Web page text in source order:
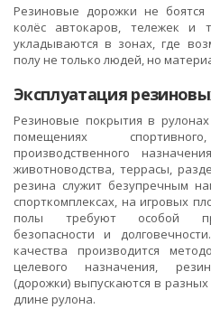
Резиновые дорожки не боятся
колёс автокаров, тележек и
укладываются в зонах, где
полу не только людей, но
Эксплуатация
Резиновые покрытия в
помещениях
производственного
животноводства, террасы,
резина служит безупречным
спорткомплексах, на игровых
полы требуют особой
безопасности и
качества производится
целевого назначения,
(дорожки) выпускаются в
длине рулона.